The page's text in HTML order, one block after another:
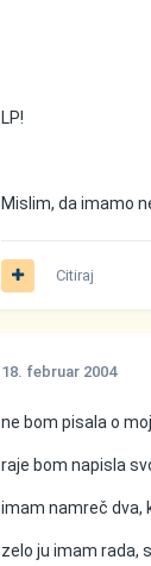
LP!
Mislim, da imamo
Citiraj
18. februar 2004
ne bom pisala o
raje bom napisla
imam namreč dva,
zelo ju imam rada,